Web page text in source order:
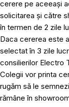
cerere pe aceeași
solicitarea și către
în termen de 2 zile
Daca cererea este
selectat în 3 zile
consilierilor Electro
Colegii vor printa
rugăm să le
rămâne în